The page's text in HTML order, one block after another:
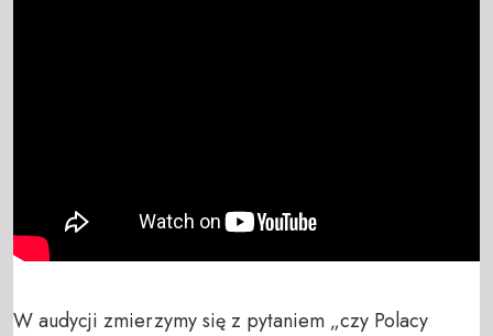
W audycji zmierzymy się z pytaniem „czy Polacy